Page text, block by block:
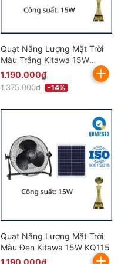
Quạt Năng Lượng Mặt Trời
Màu Trắng Kitawa 15W
KQ315-T
1.190.000₫
1.375.000₫ -14%
Quạt Năng Lượng Mặt Trời
Màu Đen Kitawa 15W KQ115